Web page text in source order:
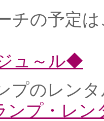
チの予定
ュ～ル◆
プのレン
ンプ・レ